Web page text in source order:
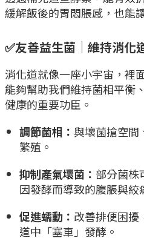
緩解飯後的胃悶脹感，也能
✅友善益生菌｜維持消化
消化道就像一座小宇宙，裡
能夠幫助我們維持菌相平衡
健康的重要功臣。
調節菌相： 與壞菌搶空間
繁殖。
抑制產氣壞菌： 部分菌株
因發酵而導致的腹脹與絞
促進蠕動： 改善排便困擾
道中「塞車」發酵。